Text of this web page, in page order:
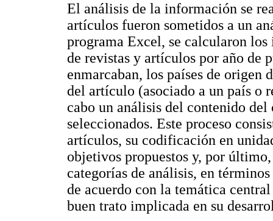
El análisis de la información se
artículos fueron sometidos a un
programa Excel, se calcularon
de revistas y artículos por año de
enmarcaban, los países de origen
del artículo (asociado a un país o
cabo un análisis del contenido
seleccionados. Este proceso
artículos, su codificación en
objetivos propuestos y, por
categorías de análisis, en
de acuerdo con la temática
buen trato implicada en su